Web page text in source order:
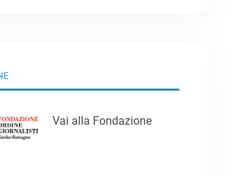
Vai alla Fondazione